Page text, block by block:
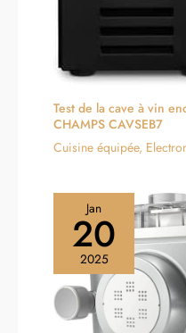
Test de la cave à vin
CHAMPS CAVSEB7
Cuisine équipée,
Jan
20
2025